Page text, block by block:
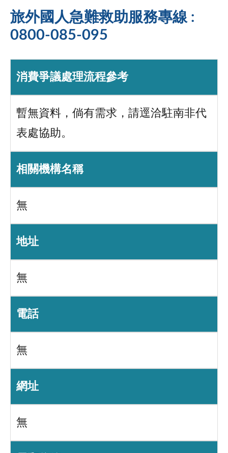
旅外國人急難救助服務專線 :
0800-085-095
消費爭議處理流程參考
暫無資料，倘有需求，請逕洽駐南非代
表處協助。
相關機構名稱
無
地址
無
電話
無
網址
無